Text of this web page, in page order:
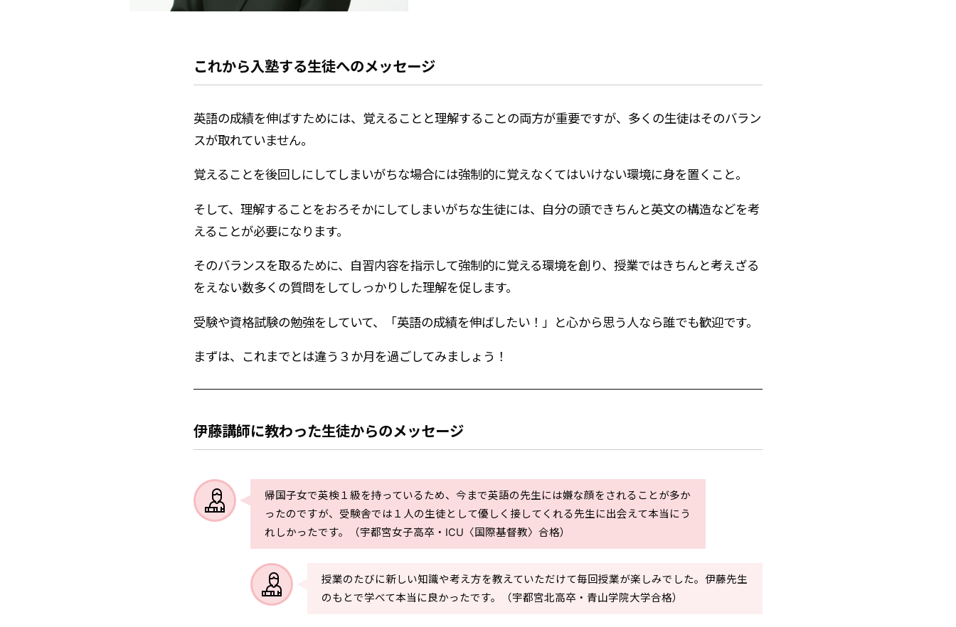
これから入塾する生徒へのメッセージ
英語の成績を伸ばすためには、覚えることと理解することの両方が重要ですが、多くの生徒はそのバラン
スが取れていません。
覚えることを後回しにしてしまいがちな場合には強制的に覚えなくてはいけない環境に身を置くこと。
そして、理解することをおろそかにしてしまいがちな生徒には、自分の頭できちんと英文の構造などを考
えることが必要になります。
そのバランスを取るために、自習内容を指示して強制的に覚える環境を創り、授業ではきちんと考えざる
をえない数多くの質問をしてしっかりした理解を促します。
受験や資格試験の勉強をしていて、「英語の成績を伸ばしたい！」と心から思う人なら誰でも歓迎です。
まずは、これまでとは違う３か月を過ごしてみましょう！
伊藤講師に教わった生徒からのメッセージ
帰国子女で英検１級を持っているため、今まで英語の先生には嫌な顔をされることが多か
ったのですが、受験舎では１人の生徒として優しく接してくれる先生に出会えて本当にう
れしかったです。（宇都宮女子高卒・ICU〈国際基督教〉合格）
授業のたびに新しい知識や考え方を教えていただけて毎回授業が楽しみでした。伊藤先生
のもとで学べて本当に良かったです。（宇都宮北高卒・青山学院大学合格）